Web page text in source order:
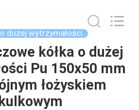
o dużej wytrzymałości
kółka o dużej
Pu 150x50 mm
łożyskiem